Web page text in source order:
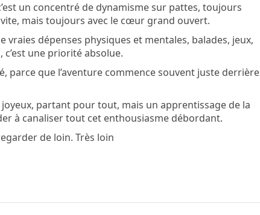
un concentré de dynamisme sur pattes, toujours
mais toujours avec le cœur grand ouvert.
vraies dépenses physiques et mentales, balades, jeux,
une priorité absolue.
parce que l’aventure commence souvent juste derrière
partant pour tout, mais un apprentissage de la
à canaliser tout cet enthousiasme débordant.
de loin. Très loin